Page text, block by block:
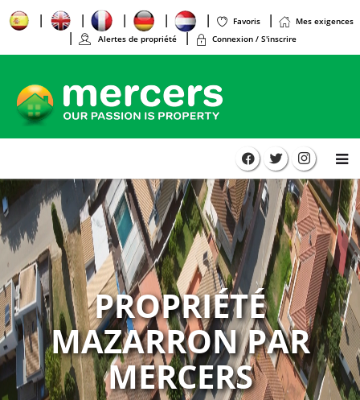
Favoris
Mes exigences
Alertes de propriété
Connexion / S'inscrire
PROPRIÉTÉ
MAZARRON PAR
MERCERS